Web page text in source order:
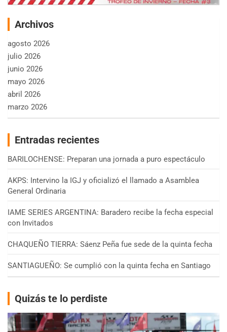
Archivos
agosto 2026
julio 2026
junio 2026
mayo 2026
abril 2026
marzo 2026
Entradas recientes
BARILOCHENSE: Preparan una jornada a puro espectáculo
AKPS: Intervino la IGJ y oficializó el llamado a Asamblea
General Ordinaria
IAME SERIES ARGENTINA: Baradero recibe la fecha especial
con Invitados
CHAQUEÑO TIERRA: Sáenz Peña fue sede de la quinta fecha
SANTIAGUEÑO: Se cumplió con la quinta fecha en Santiago
Quizás te lo perdiste